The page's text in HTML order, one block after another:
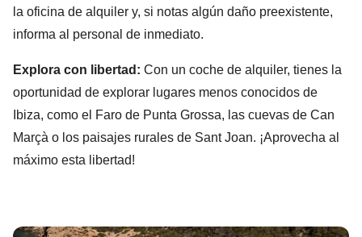
la oficina de alquiler y, si notas algún daño preexistente,
informa al personal de inmediato.
Explora con libertad: Con un coche de alquiler, tienes la
oportunidad de explorar lugares menos conocidos de
Ibiza, como el Faro de Punta Grossa, las cuevas de Can
Marçà o los paisajes rurales de Sant Joan. ¡Aprovecha al
máximo esta libertad!